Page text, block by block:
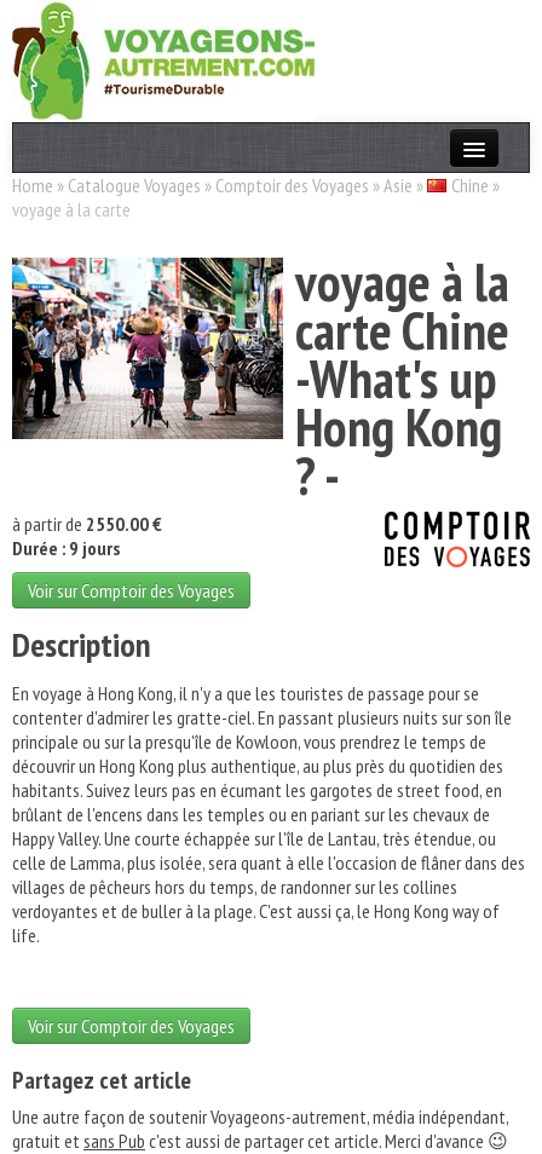
Actualités
Destinations
Acteurs
Thèmes
Home » Catalogue Voyages » Comptoir des Voyages »Asie » Chine »
voyage à la carte
voyage à la
carte Chine
-What's up
Hong Kong
? -
à partir de 2550.00 €
Durée : 9 jours
Voir sur Comptoir des Voyages
Description
En voyage à Hong Kong, il n'y a que les touristes de passage pour se
contenter d'admirer les gratte-ciel. En passant plusieurs nuits sur son île
principale ou sur la presqu'île de Kowloon, vous prendrez le temps de
découvrir un Hong Kong plus authentique, au plus près du quotidien des
habitants. Suivez leurs pas en écumant les gargotes de street food, en
brûlant de l'encens dans les temples ou en pariant sur les chevaux de
Happy Valley. Une courte échappée sur l'île de Lantau, très étendue, ou
celle de Lamma, plus isolée, sera quant à elle l'occasion de flâner dans des
villages de pêcheurs hors du temps, de randonner sur les collines
verdoyantes et de buller à la plage. C'est aussi ça, le Hong Kong way of
life.
Voir sur Comptoir des Voyages
Partagez cet article
Une autre façon de soutenir Voyageons-autrement, média indépendant,
gratuit etsans Pub c'est aussi de partager cet article. Merci d'avance 😉